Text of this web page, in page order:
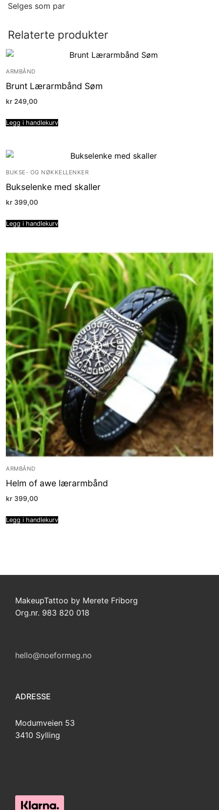
Selges som par
Relaterte produkter
ARMBÅND
Brunt Lærarmbånd Søm
kr 249,00
Legg i handlekurv
BUKSE- OG NØKKELLENKER
Bukselenke med skaller
kr 399,00
Legg i handlekurv
ARMBÅND
Helm of awe lærarmbånd
kr 399,00
Legg i handlekurv
MakeupTattoo by Merete Friborg
Org.nr. 983 820 018
hello@noeformeg.no
ADRESSE
Modumveien 53
3410 Sylling